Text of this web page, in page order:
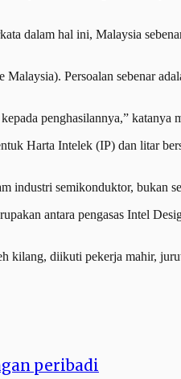
dalam hal ini, Malaysia
Persoalan sebenar
penghasilannya,”
Harta Intelek (IP) dan litar
industri semikonduktor, bukan
antara pengasas Intel
diikuti pekerja mahir,
peribadi